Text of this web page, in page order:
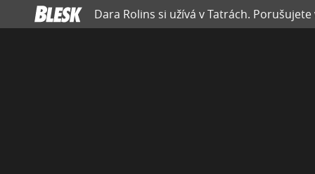
Dara Rolins si užívá v Tatrách.